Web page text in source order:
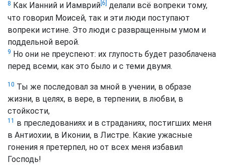
8 Как Ианний и Иамврий [6] делали всё вопреки тому,
что говорил Моисей, так и эти люди поступают
вопреки истине. Это люди с развращенным умом и
поддельной верой.
9 Но они не преуспеют: их глупость будет разоблачена
перед всеми, как это было и с теми двумя.
10 Ты же последовал за мной в учении, в образе
жизни, в целях, в вере, в терпении, в любви, в
стойкости,
11 в преследованиях и в страданиях, постигших меня
в Антиохии, в Иконии, в Листре. Какие ужасные
гонения я претерпел, но от всех меня избавил
Господь!